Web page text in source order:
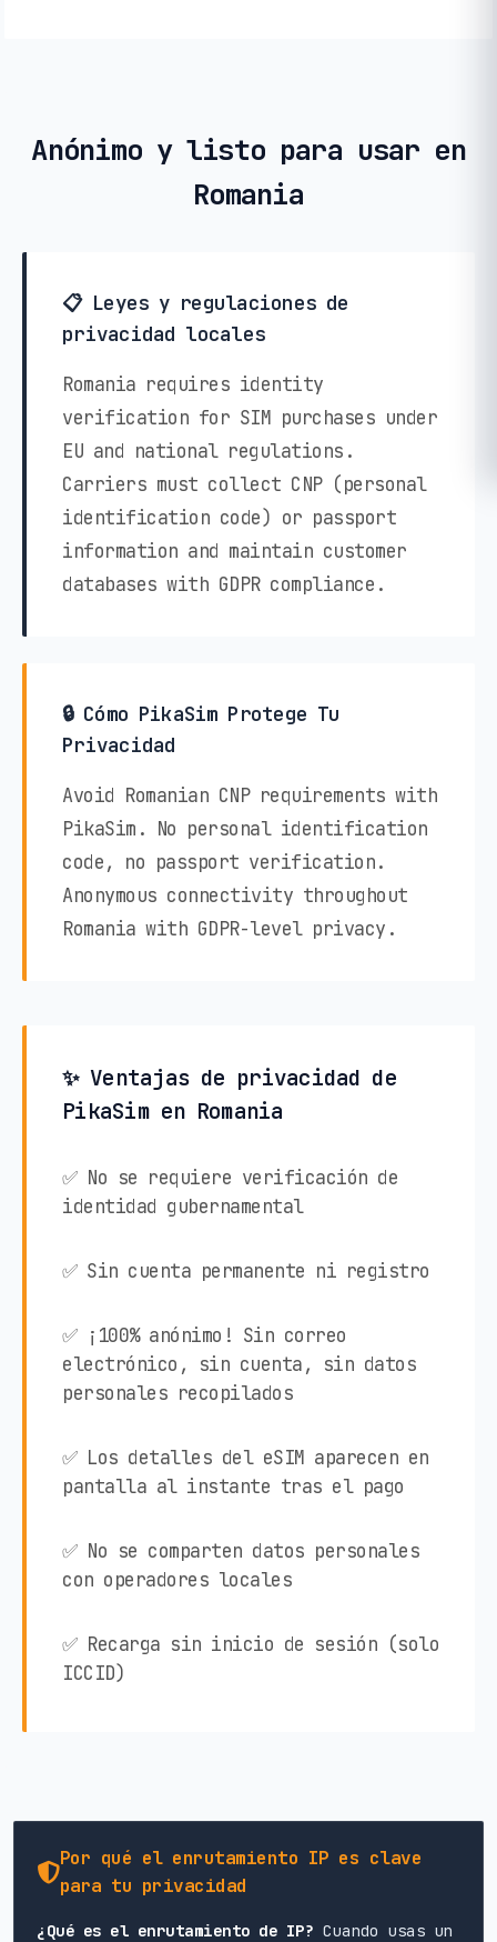
Anónimo y listo para usar en
Romania
📋 Leyes y regulaciones de
privacidad locales
Romania requires identity
verification for SIM purchases under
EU and national regulations.
Carriers must collect CNP (personal
identification code) or passport
information and maintain customer
databases with GDPR compliance.
🔒 Cómo PikaSim Protege Tu
Privacidad
Avoid Romanian CNP requirements with
PikaSim. No personal identification
code, no passport verification.
Anonymous connectivity throughout
Romania with GDPR-level privacy.
✨ Ventajas de privacidad de
PikaSim en Romania
✅ No se requiere verificación de
identidad gubernamental
✅ Sin cuenta permanente ni registro
✅ ¡100% anónimo! Sin correo
electrónico, sin cuenta, sin datos
personales recopilados
✅ Los detalles del eSIM aparecen en
pantalla al instante tras el pago
✅ No se comparten datos personales
con operadores locales
✅ Recarga sin inicio de sesión (solo
ICCID)
Por qué el enrutamiento IP es clave
para tu privacidad
¿Qué es el enrutamiento de IP? Cuando usas un